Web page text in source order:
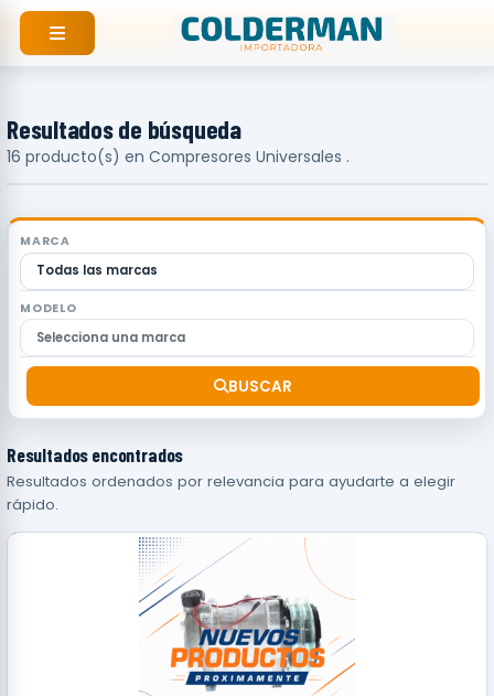
contenido
Resultados de búsqueda
16 producto(s) en Compresores Universales .
MARCA
MODELO
BUSCAR
Resultados encontrados
Resultados ordenados por relevancia para ayudarte a elegir
rápido.